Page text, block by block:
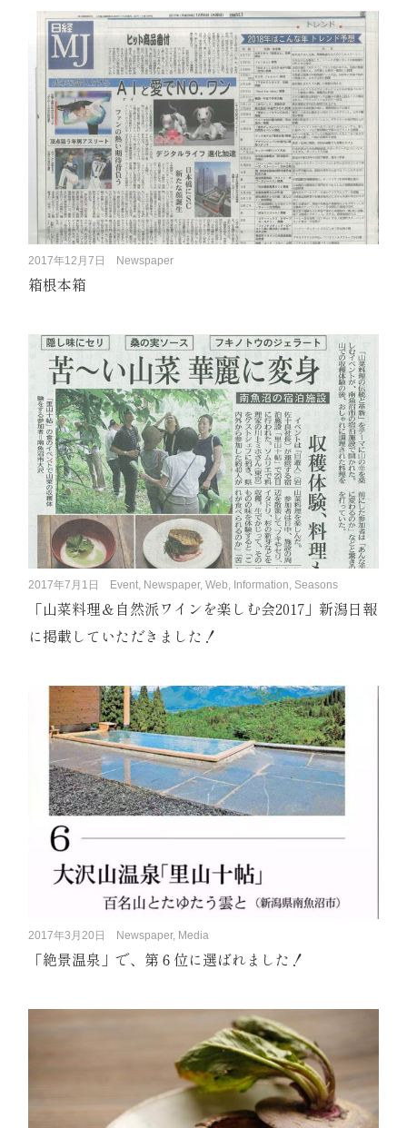
2017年12月7日 Newspaper
箱根本箱
2017年7月1日 Event, Newspaper, Web, Information, Seasons
「山菜料理＆自然派ワインを楽しむ会2017」新潟日報
に掲載していただきました！
2017年3月20日 Newspaper, Media
「絶景温泉」で、第６位に選ばれました！